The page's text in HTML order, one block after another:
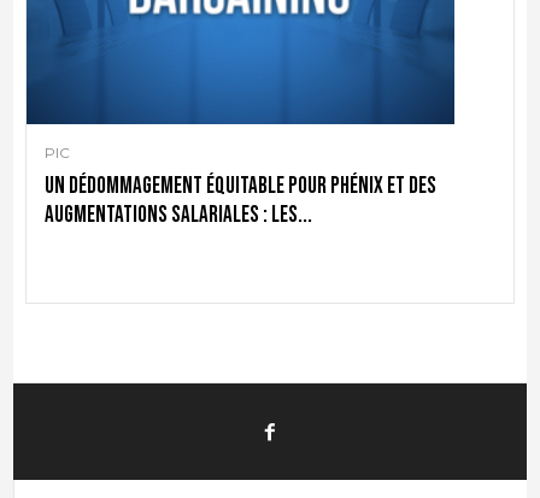
PIC
Un dédommagement équitable pour Phénix et des
augmentations salariales : les...